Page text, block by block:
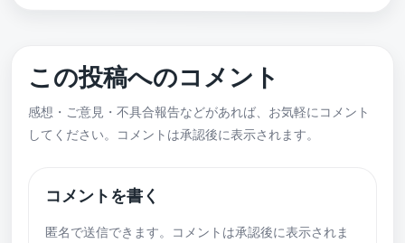
この投稿へのコメント
感想・ご意見・不具合報告などがあれば、お気軽にコメント
してください。コメントは承認後に表示されます。
コメントを書く
匿名で送信できます。コメントは承認後に表示されま